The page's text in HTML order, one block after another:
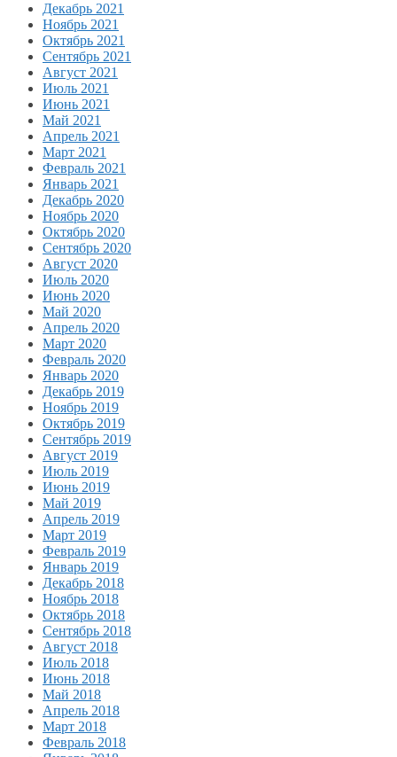
Декабрь 2021
Ноябрь 2021
Октябрь 2021
Сентябрь 2021
Август 2021
Июль 2021
Июнь 2021
Май 2021
Апрель 2021
Март 2021
Февраль 2021
Январь 2021
Декабрь 2020
Ноябрь 2020
Октябрь 2020
Сентябрь 2020
Август 2020
Июль 2020
Июнь 2020
Май 2020
Апрель 2020
Март 2020
Февраль 2020
Январь 2020
Декабрь 2019
Ноябрь 2019
Октябрь 2019
Сентябрь 2019
Август 2019
Июль 2019
Июнь 2019
Май 2019
Апрель 2019
Март 2019
Февраль 2019
Январь 2019
Декабрь 2018
Ноябрь 2018
Октябрь 2018
Сентябрь 2018
Август 2018
Июль 2018
Июнь 2018
Май 2018
Апрель 2018
Март 2018
Февраль 2018